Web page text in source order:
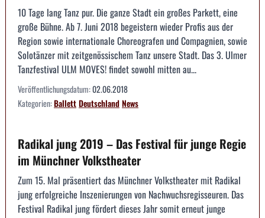
10 Tage lang Tanz pur. Die ganze Stadt ein großes Parkett, eine
große Bühne. Ab 7. Juni 2018 begeistern wieder Profis aus der
Region sowie internationale Choreografen und Compagnien, sowie
Solotänzer mit zeitgenössischem Tanz unsere Stadt. Das 3. Ulmer
Tanzfestival ULM MOVES! findet sowohl mitten au...
Veröffentlichungsdatum:02.06.2018
Kategorien:BallettDeutschlandNews
Radikal jung 2019 – Das Festival für junge Regie
im Münchner Volkstheater
Zum 15. Mal präsentiert das Münchner Volkstheater mit Radikal
jung erfolgreiche Inszenierungen von Nachwuchsregisseuren. Das
Festival Radikal jung fördert dieses Jahr somit erneut junge